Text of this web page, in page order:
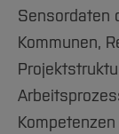
Sensordaten
Kommunen,